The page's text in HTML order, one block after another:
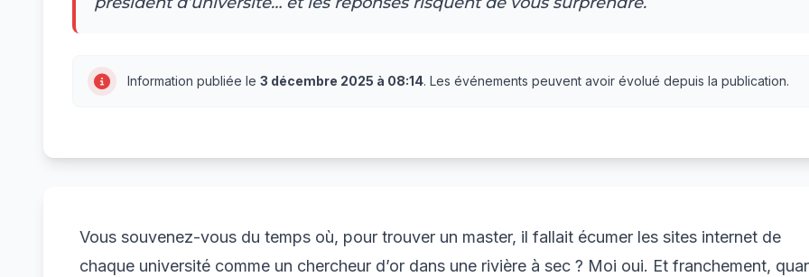
Information publiée le 3 décembre 2025 à 08:14. Les événements peuvent avoir évolué depuis la publication.
Vous souvenez-vous du temps où, pour trouver un master, il fallait écumer les sites internet de
chaque université comme un chercheur d’or dans une rivière à sec ? Moi oui. Et franchement,